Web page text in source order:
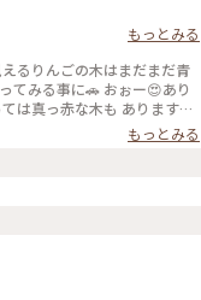
もっとみる
るりんごの木はまだまだ青
てみる事に🚗 おぉー😍あり
は真っ赤な木も あります🍎
広くて何種類ものりんごの
旅 #私のことり
もっとみる